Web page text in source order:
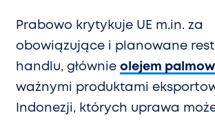
Prabowo krytykuje UE m.in. za
obowiązujące i planowane
handlu, głównie olejem
ważnymi produktami
Indonezji, których uprawa